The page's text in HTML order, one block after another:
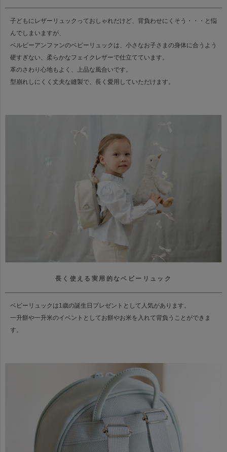
子どもにレザーリュックっておしゃれだけど、背負わせにくそう・・・と悩
んでしまいますが、
ベルビーアンファンのベビーリュックは、小さなお子さまの身体に合うよう
硬すぎない、柔らかなフェイクレザーで仕立てています。
革のさわり心地もよく、上品な風合いです。
型崩れしにくく丈夫な縫製で、長く愛用していただけます。
長く使える実用的なベビーリュック
ベビーリュックは1歳の誕生日プレゼントとして人気があります。
一升餅や一升米のイベントとしてお餅やお米を入れて背負うことができま
す。